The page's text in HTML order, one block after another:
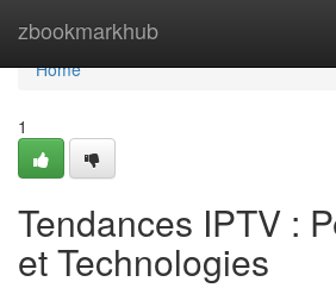
zbookmarkhub
Home
Home
1
Tendances IPTV :
et Technologies